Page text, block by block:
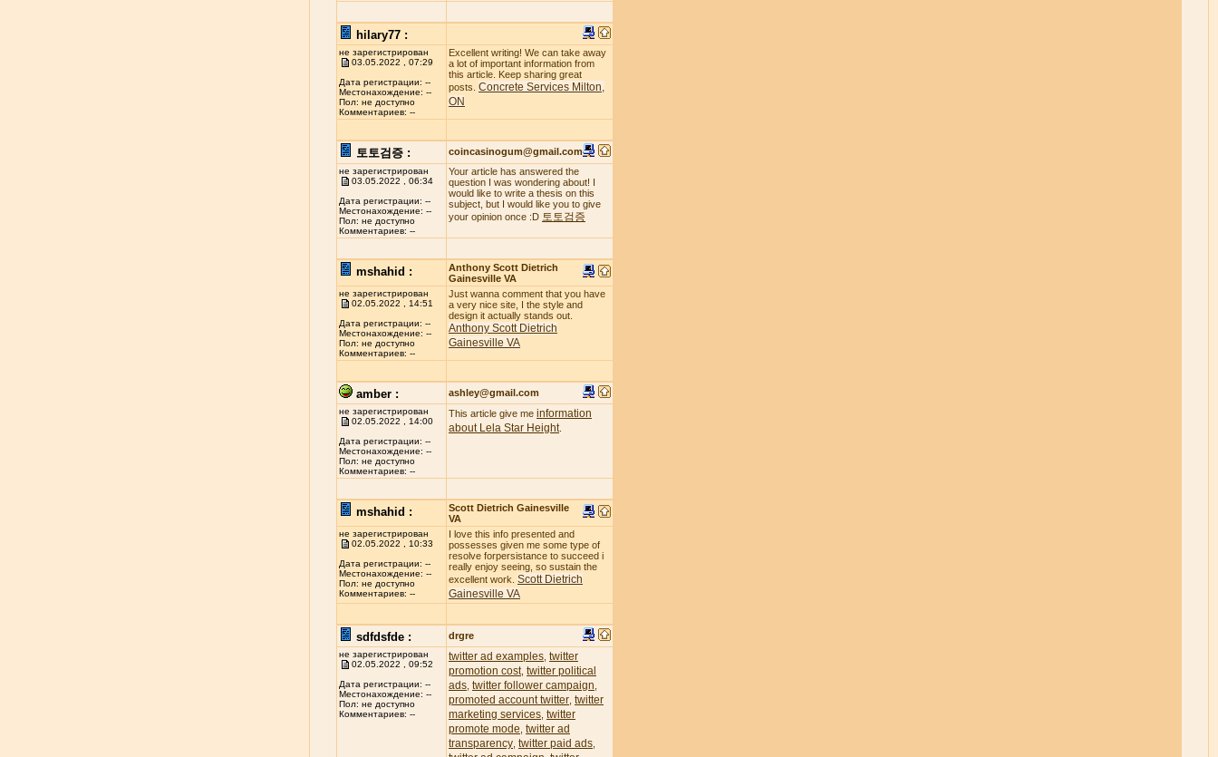
hilary77 :
не зарегистрирован
03.05.2022 , 07:29
Дата регистрации: --
Местонахождение: --
Пол: не доступно
Комментариев: --
Excellent writing! We can take away
a lot of important information from
this article. Keep sharing great
posts. Concrete Services Milton,
ON
토토검증 : coincasinogum@gmail.com
не зарегистрирован
03.05.2022 , 06:34
Дата регистрации: --
Местонахождение: --
Пол: не доступно
Комментариев: --
Your article has answered the
question I was wondering about! I
would like to write a thesis on this
subject, but I would like you to give
your opinion once :D 토토검증
mshahid :
Anthony Scott Dietrich
Gainesville VA
не зарегистрирован
02.05.2022 , 14:51
Дата регистрации: --
Местонахождение: --
Пол: не доступно
Комментариев: --
Just wanna comment that you have
a very nice site, I the style and
design it actually stands out.
Anthony Scott Dietrich
Gainesville VA
amber : ashley@gmail.com
не зарегистрирован
02.05.2022 , 14:00
Дата регистрации: --
Местонахождение: --
Пол: не доступно
Комментариев: --
This article give me information
about Lela Star Height.
mshahid :
Scott Dietrich Gainesville
VA
не зарегистрирован
02.05.2022 , 10:33
Дата регистрации: --
Местонахождение: --
Пол: не доступно
Комментариев: --
I love this info presented and
possesses given me some type of
resolve forpersistance to succeed i
really enjoy seeing, so sustain the
excellent work. Scott Dietrich
Gainesville VA
sdfdsfde : drgre
не зарегистрирован
02.05.2022 , 09:52
Дата регистрации: --
Местонахождение: --
Пол: не доступно
Комментариев: --
twitter ad examples twitter
promotion cost, twitter political
ads twitter follower campaign
promoted account twitter twitter
marketing services twitter
promote mode twitter ad
transparency twitter paid ads